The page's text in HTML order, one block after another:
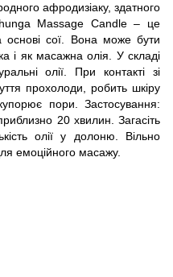
афродизіаку, здатного
Massage Candle – це
основі сої. Вона може бути
і як масажна олія. У складі
олії. При контакті зі
прохолоди, робить шкіру
пори. Застосування:
20 хвилин. Загасіть
олії у долоню. Вільно
емоційного масажу.